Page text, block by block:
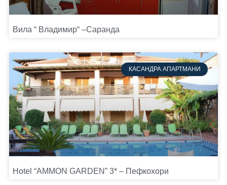
Вила “ Владимир“ –Саранда
КАСАНДРА АПАРТМАНИ
Hotel “AMMON GARDEN” 3* – Пефкохори